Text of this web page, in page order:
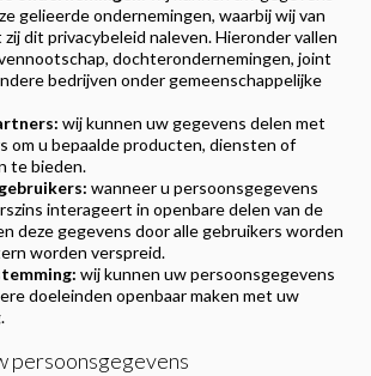
gelieerde ondernemingen, waarbij wij van
dit privacybeleid naleven. Hieronder vallen
dochterondernemingen, joint
bedrijven onder gemeenschappelijke
wij kunnen uw gegevens delen met
om u bepaalde producten, diensten of
te bieden.
wanneer u persoonsgegevens
interageert in openbare delen van de
deze gegevens door alle gebruikers worden
worden verspreid.
wij kunnen uw persoonsgegevens
doeleinden openbaar maken met uw
persoonsgegevens